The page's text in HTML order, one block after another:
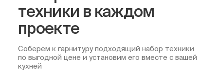
техники в каждом
проекте
Соберем к гарнитуру подходящий набор техники
по выгодной цене и установим его вместе с вашей
кухней